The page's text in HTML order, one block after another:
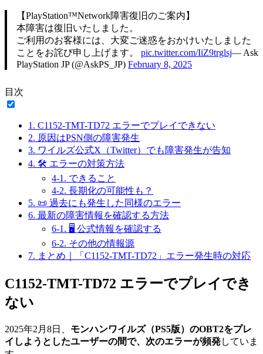
【PlayStation™Network障害復旧のご案内】
本障害は復旧いたしました。
ご利用のお客様には、大変ご迷惑をおかけいたしました
ことをお詫び申し上げます。 pic.twitter.com/IiZ9trglsj— Ask
PlayStation JP (@AskPS_JP) February 8, 2025
目次
1. C1152-TMT-TD72 エラーでプレイできない
2. 原因はPSN側の障害発生
3. ワイルズ公式X（Twitter）でも障害発生が告知
4. 🛠 エラーの対策方法
4-1. できること
4-2. 長期化の可能性も？
5. 📜 過去にも発生した同様のエラー
6. 最新の障害情報を確認する方法
6-1. 🖥 公式情報を確認する
6-2. その他の情報源
7. まとめ｜「C1152-TMT-TD72」エラー発生時の対応
C1152-TMT-TD72 エラーでプレイでき
ない
2025年2月8日、 モンハンワイルズ（PS5版）のOBT2をプレ
イしようとしたユーザーの間で、次のエラーが頻発していま